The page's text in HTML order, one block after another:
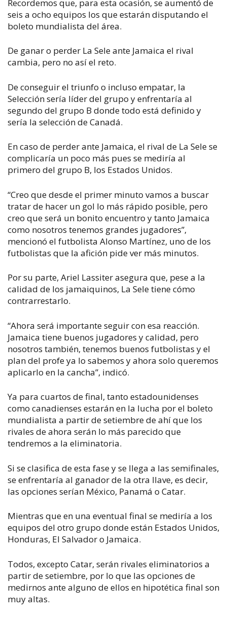
Recordemos que, para esta ocasión, se aumentó de
seis a ocho equipos los que estarán disputando el
boleto mundialista del área.
De ganar o perder La Sele ante Jamaica el rival
cambia, pero no así el reto.
De conseguir el triunfo o incluso empatar, la
Selección sería líder del grupo y enfrentaría al
segundo del grupo B donde todo está definido y
sería la selección de Canadá.
En caso de perder ante Jamaica, el rival de La Sele se
complicaría un poco más pues se mediría al
primero del grupo B, los Estados Unidos.
“Creo que desde el primer minuto vamos a buscar
tratar de hacer un gol lo más rápido posible, pero
creo que será un bonito encuentro y tanto Jamaica
como nosotros tenemos grandes jugadores”,
mencionó el futbolista Alonso Martínez, uno de los
futbolistas que la afición pide ver más minutos.
Por su parte, Ariel Lassiter asegura que, pese a la
calidad de los jamaiquinos, La Sele tiene cómo
contrarrestarlo.
“Ahora será importante seguir con esa reacción.
Jamaica tiene buenos jugadores y calidad, pero
nosotros también, tenemos buenos futbolistas y el
plan del profe ya lo sabemos y ahora solo queremos
aplicarlo en la cancha”, indicó.
Ya para cuartos de final, tanto estadounidenses
como canadienses estarán en la lucha por el boleto
mundialista a partir de setiembre de ahí que los
rivales de ahora serán lo más parecido que
tendremos a la eliminatoria.
Si se clasifica de esta fase y se llega a las semifinales,
se enfrentaría al ganador de la otra llave, es decir,
las opciones serían México, Panamá o Catar.
Mientras que en una eventual final se mediría a los
equipos del otro grupo donde están Estados Unidos,
Honduras, El Salvador o Jamaica.
Todos, excepto Catar, serán rivales eliminatorios a
partir de setiembre, por lo que las opciones de
medirnos ante alguno de ellos en hipotética final son
muy altas.